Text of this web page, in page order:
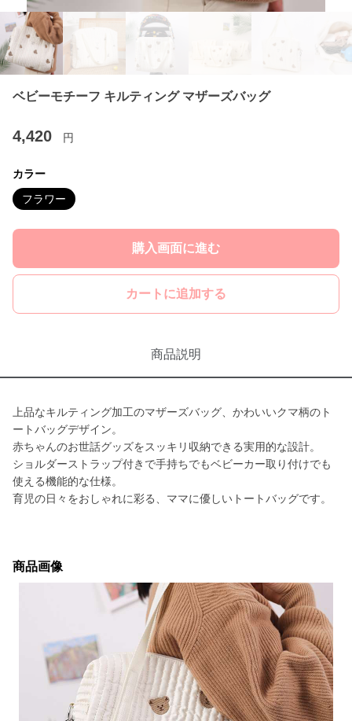
ベビーモチーフ キルティング マザーズバッグ
4,420 円
カラー
フラワー
購入画面に進む
カートに追加する
商品説明
上品なキルティング加工のマザーズバッグ、かわいいクマ柄のト
ートバッグデザイン。
赤ちゃんのお世話グッズをスッキリ収納できる実用的な設計。
ショルダーストラップ付きで手持ちでもベビーカー取り付けでも
使える機能的な仕様。
育児の日々をおしゃれに彩る、ママに優しいトートバッグです。
商品画像